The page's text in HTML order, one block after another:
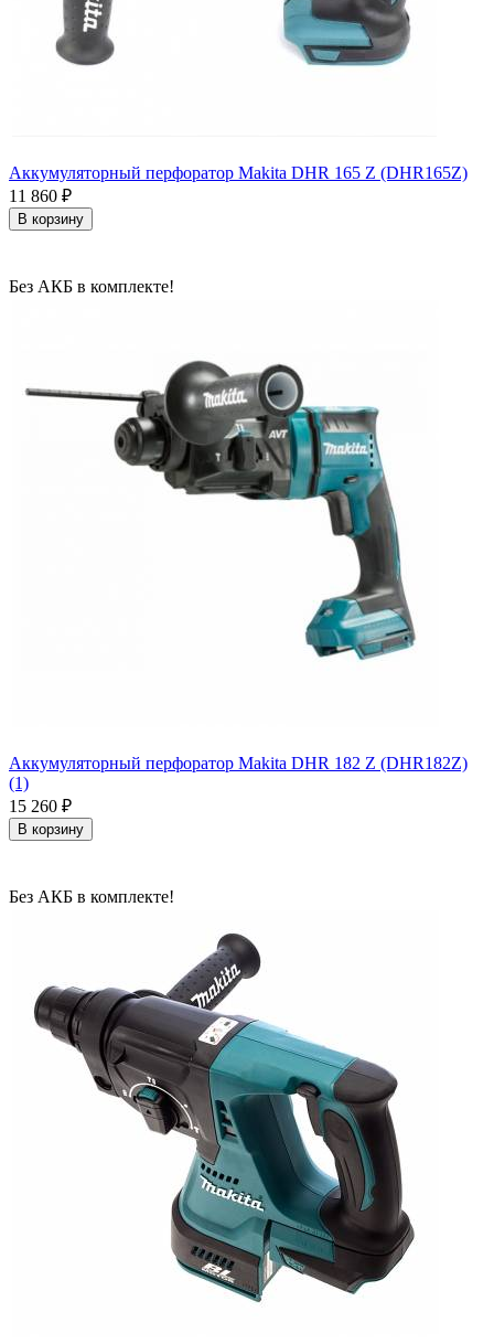
Аккумуляторный перфоратор Makita DHR 165 Z (DHR165Z)
11 860 ₽
В корзину
Без АКБ в комплекте!
Аккумуляторный перфоратор Makita DHR 182 Z (DHR182Z)
(1)
15 260 ₽
В корзину
Без АКБ в комплекте!